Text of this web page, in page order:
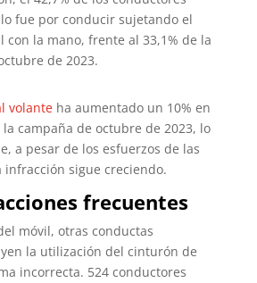
fue por conducir sujetando el
con la mano, frente al 33,1% de la
de 2023.​
volanteha aumentado un 10% en
campaña de octubre de 2023, lo
a pesar de los esfuerzos de las
infracción sigue creciendo.
frecuentes
móvil, otras conductas
la utilización del cinturón de
incorrecta. 524 conductores